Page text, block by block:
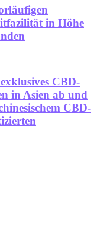
in Höhe
CBD-
in Asien ab und
CBD-